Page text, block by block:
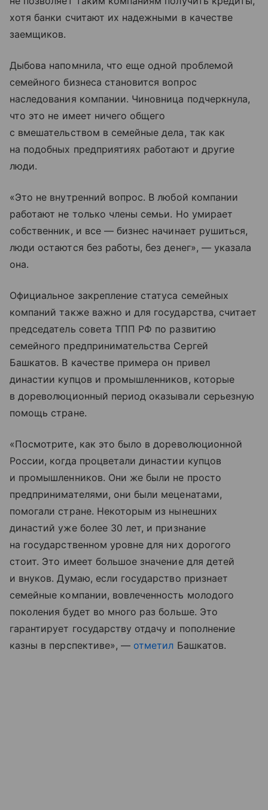
хотя банки считают их надежными в качестве
заемщиков.
Дыбова напомнила, что еще одной проблемой
семейного бизнеса становится вопрос
наследования компании. Чиновница подчеркнула,
что это не имеет ничего общего
с вмешательством в семейные дела, так как
на подобных предприятиях работают и другие
люди.
«Это не внутренний вопрос. В любой компании
работают не только члены семьи. Но умирает
собственник, и все — бизнес начинает рушиться,
люди остаются без работы, без денег», — указала
она.
Официальное закрепление статуса семейных
компаний также важно и для государства, считает
председатель совета ТПП РФ по развитию
семейного предпринимательства Сергей
Башкатов. В качестве примера он привел
династии купцов и промышленников, которые
в дореволюционный период оказывали серьезную
помощь стране.
«Посмотрите, как это было в дореволюционной
России, когда процветали династии купцов
и промышленников. Они же были не просто
предпринимателями, они были меценатами,
помогали стране. Некоторым из нынешних
династий уже более 30 лет, и признание
на государственном уровне для них дорогого
стоит. Это имеет большое значение для детей
и внуков. Думаю, если государство признает
семейные компании, вовлеченность молодого
поколения будет во много раз больше. Это
гарантирует государству отдачу и пополнение
казны в перспективе», — отметил Башкатов.